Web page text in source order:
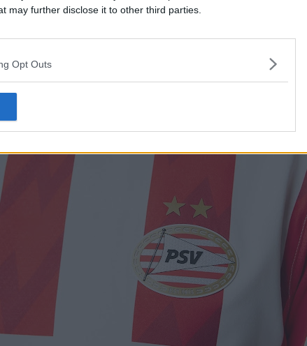
may further disclose it to other third parties.
Opt Outs